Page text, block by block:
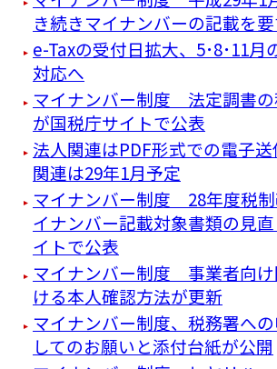
き続きマイナンバーの記載を
e-Taxの受付日拡大、5･8･11月
対応へ
マイナンバー制度 法定調書の
が国税庁サイトで公表
法人関連はPDF形式での電子
関連は29年1月予定
マイナンバー制度 28年度税制
イナンバー記載対象書類の見
イトで公表
マイナンバー制度 事業者向け
ける本人確認方法が更新
マイナンバー制度、税務署へ
してのお願いと添付台紙が公開